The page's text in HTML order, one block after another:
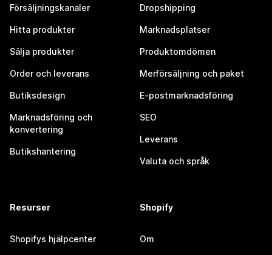
Försäljningskanaler
Hitta produkter
Sälja produkter
Order och leverans
Butiksdesign
Marknadsföring och
konvertering
Butikshantering
Dropshipping
Marknadsplatser
Produktomdömen
Merförsäljning och paket
E-postmarknadsföring
SEO
Leverans
Valuta och språk
Resurser
Shopifys hjälpcenter
Shopify
Om